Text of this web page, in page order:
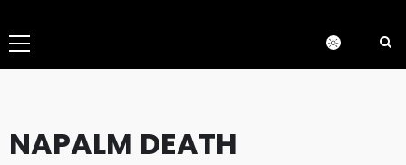
Menú
principal
NAPALM DEATH